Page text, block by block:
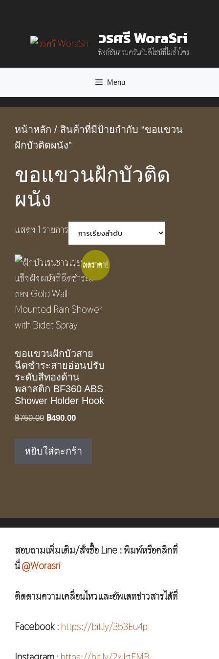
content
วรศรี WoraSri
ฟังก์ชันครบครันกับดีไซน์ที่ไม่ซ้ำใคร
Menu
หน้าหลัก / สินค้าที่มีป้ายกำกับ “ขอแขวน
ฝักบัวติดผนัง”
ขอแขวนฝักบัวติด
ผนัง
แสดง 1 รายการ
ลดราคา!
ขอแขวนฝักบัวสาย
ฉีดชำระสายอ่อนปรับ
ระดับสีทองด้าน
พลาสติก BF360 ABS
Shower Holder Hook
฿750.00 Original
was:
฿750.00.
฿490.00Current
฿490.00.
หยิบใส่ตะกร้า
สอบถามเพิ่มเติม/สั่งซื้อ Line : พิมพ์หรือคลิกที่
นี่@Worasri
ติดตามความเคลื่อนไหวและอัพเดทข่าวสารได้ที่
Facebook : https://bit.ly/353Eu4p